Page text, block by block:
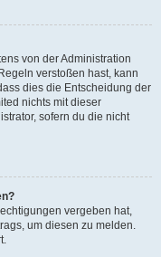
von der Administration
verstoßen hast, kann
dies die Entscheidung der
nichts mit dieser
sofern du die nicht
vergeben hat,
um diesen zu melden.